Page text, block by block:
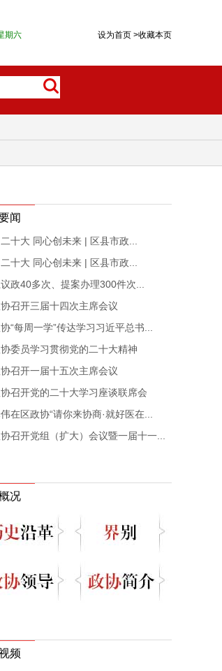
设为首页 >收藏本页
期六
闻
十大 同心创未来 | 区县市政...
十大 同心创未来 | 区县市政...
政40多次、提案办理300件次...
召开三届十四次主席会议
“每周一学”传达学习习近平总书...
委员学习贯彻党的二十大精神
召开一届十五次主席会议
召开党的二十大学习座谈联席会
在区政协“请你来协商·就好医在...
召开党组（扩大）会议暨一届十一...
况
频